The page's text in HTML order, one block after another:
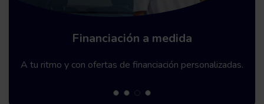
Financiación a medida
A tu ritmo y con ofertas de financiación personalizadas.